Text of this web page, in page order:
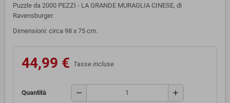
Puzzle da 2000 PEZZI - LA GRANDE MURAGLIA CINESE, di
Ravensburger.
Dimensioni: circa 98 x 75 cm.
44,99 € Tasse incluse
Quantità remove add